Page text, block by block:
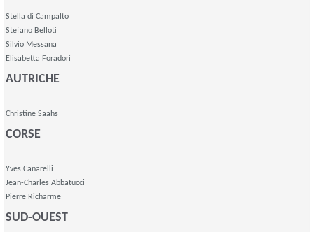
Stella di Campalto
Stefano Belloti
Silvio Messana
Elisabetta Foradori
AUTRICHE
Christine Saahs
CORSE
Yves Canarelli
Jean-Charles Abbatucci
Pierre Richarme
SUD-OUEST